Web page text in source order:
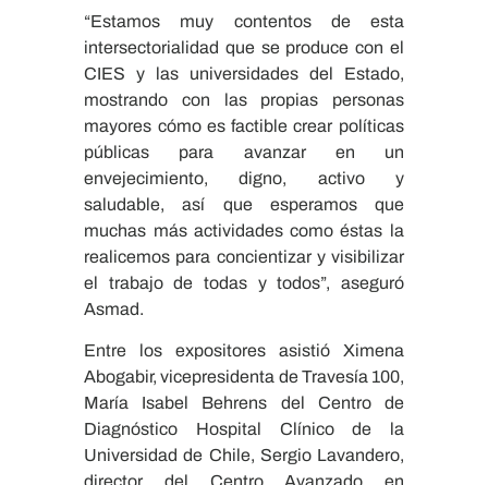
“Estamos muy contentos de esta
intersectorialidad que se produce con el
CIES y las universidades del Estado,
mostrando con las propias personas
mayores cómo es factible crear políticas
públicas para avanzar en un
envejecimiento, digno, activo y
saludable, así que esperamos que
muchas más actividades como éstas la
realicemos para concientizar y visibilizar
el trabajo de todas y todos”, aseguró
Asmad.
Entre los expositores asistió Ximena
Abogabir, vicepresidenta de Travesía 100,
María Isabel Behrens del Centro de
Diagnóstico Hospital Clínico de la
Universidad de Chile, Sergio Lavandero,